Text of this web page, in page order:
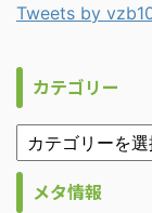
Tweets by
カテゴリー
メタ情報